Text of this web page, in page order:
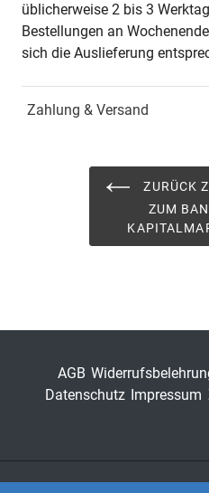
Jahr
Fachdisziplin
Schriftenreihe
üblicherweise 2 bis 3
Bestellungen an
sich die Auslieferung
Zahlung & Versand
ZURÜCK
ZUM
AGB
Datenschutz Impressum